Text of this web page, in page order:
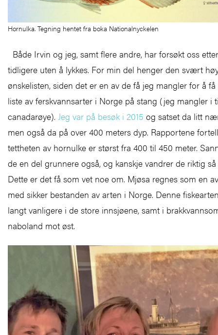
Hornulka. Tegning hentet fra boka Nationalnyckelen
Både Irvin og jeg, samt flere andre, har forsøkt oss
tidligere uten å lykkes. For min del henger den svært
ønskelisten, siden det er en av de få jeg mangler for å
liste av ferskvannsarter i Norge på stang (jeg mangler i
canadarøye). Jeg var på besøk i 2015 og satset da litt
men også da på over 400 meters dyp. Rapportene
tettheten av hornulke er størst fra 400 til 450 meter.
de en del grunnere også, og kanskje vandrer de riktig
Dette er det få som vet noe om. Mjøsa regnes som en
med sikker bestanden av arten i Norge. Denne
langt vanligere i de store innsjøene, samt i
naboland mot øst.